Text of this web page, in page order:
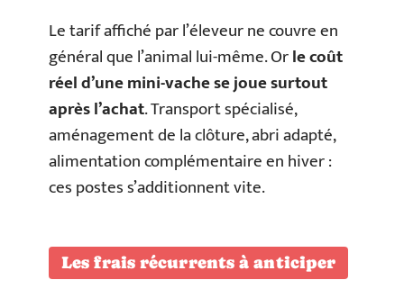
Le tarif affiché par l’éleveur ne couvre en
général que l’animal lui-même. Orle coût
réel d’une mini-vache se joue surtout
après l’achat. Transport spécialisé,
aménagement de la clôture, abri adapté,
alimentation complémentaire en hiver :
ces postes s’additionnent vite.
Les frais récurrents à anticiper